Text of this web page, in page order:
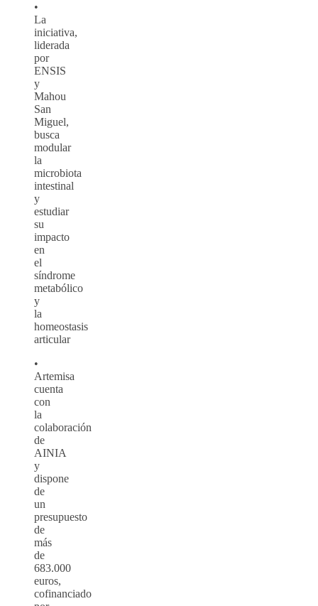
•
La
iniciativa,
liderada
por
ENSIS
y
Mahou
San
Miguel,
busca
modular
la
microbiota
intestinal
y
estudiar
su
impacto
en
el
síndrome
metabólico
y
la
homeostasis
articular
•
Artemisa
cuenta
con
la
colaboración
de
AINIA
y
dispone
de
un
presupuesto
de
más
de
683.000
euros,
cofinanciado